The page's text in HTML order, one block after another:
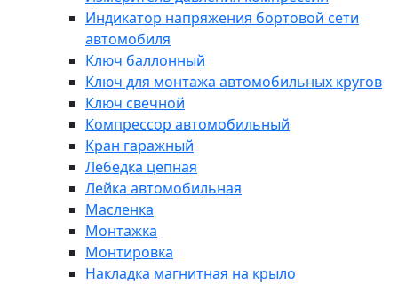
Индикатор напряжения бортовой сети
автомобиля
Ключ баллонный
Ключ для монтажа автомобильных кругов
Ключ свечной
Компрессор автомобильный
Кран гаражный
Лебедка цепная
Лейка автомобильная
Масленка
Монтажка
Монтировка
Накладка магнитная на крыло